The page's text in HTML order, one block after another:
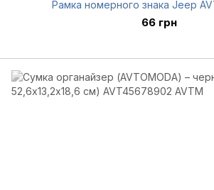
Рамка номерного знака Jeep
66 грн